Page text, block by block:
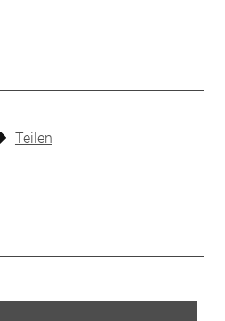
Teilen